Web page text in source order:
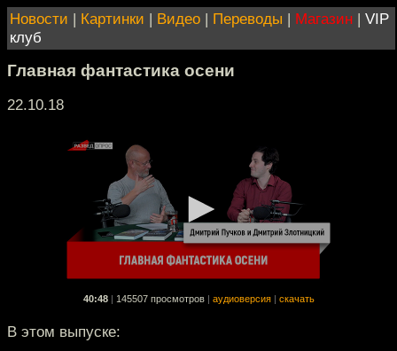
Новости | Картинки | Видео | Переводы | Магазин | VIP
клуб
Главная фантастика осени
22.10.18
40:48 145507 просмотров аудиоверсия скачать
В этом выпуске: